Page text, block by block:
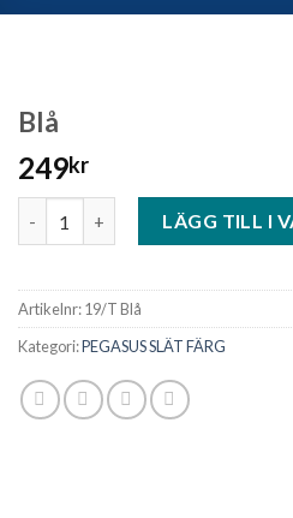
Blå
249kr
LÄGG TILL I
Artikelnr:19/T Blå
Kategori:PEGASUS SLÄT FÄRG